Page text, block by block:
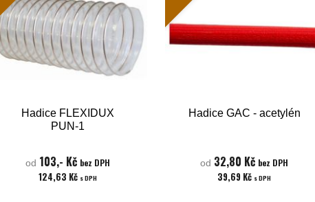
Hadice FLEXIDUX
PUN-1
od 103,- Kč bez DPH
124,63 Kč s DPH
Hadice GAC - acetylén
od 32,80 Kč bez DPH
39,69 Kč s DPH